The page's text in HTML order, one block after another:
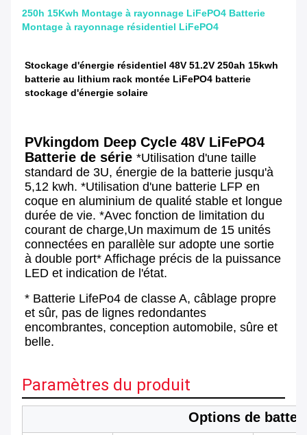
250h 15Kwh Montage à rayonnage LiFePO4 Batterie
Montage à rayonnage résidentiel LiFePO4
Stockage d'énergie résidentiel 48V 51.2V 250ah 15kwh
batterie au lithium rack montée LiFePO4 batterie
stockage d'énergie solaire
PVkingdom Deep Cycle 48V LiFePO4
Batterie de série *Utilisation d'une taille
standard de 3U, énergie de la batterie jusqu'à
5,12 kwh. *Utilisation d'une batterie LFP en
coque en aluminium de qualité stable et longue
durée de vie. *Avec fonction de limitation du
courant de charge,Un maximum de 15 unités
connectées en parallèle sur adopte une sortie
à double port* Affichage précis de la puissance
LED et indication de l'état.
* Batterie LifePo4 de classe A, câblage propre
et sûr, pas de lignes redondantes
encombrantes, conception automobile, sûre et
belle.
Paramètres du produit
Options de